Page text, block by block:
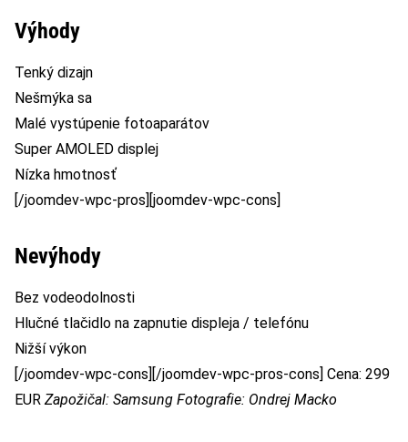
Výhody
Tenký dizajn
Nešmýka sa
Malé vystúpenie fotoaparátov
Super AMOLED displej
Nízka hmotnosť
[/joomdev-wpc-pros][joomdev-wpc-cons]
Nevýhody
Bez vodeodolnosti
Hlučné tlačidlo na zapnutie displeja / telefónu
Nižší výkon
[/joomdev-wpc-cons][/joomdev-wpc-pros-cons] Cena: 299
EUR Zapožičal: Samsung Fotografie: Ondrej Macko